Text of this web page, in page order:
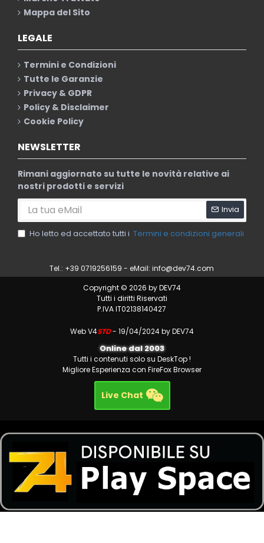
Mappa del Sito
LEGALE
Termini e Condizioni
Tutte le Garanzie
Privacy & GDPR
Policy & Disclaimer
Cookie Policy
NEWSLETTER
Rimani aggiornato su tutte le novità relative ai
nostri prodotti e servizi
Invia
Ho letto ed accettato tutti i Termini e condizioni generali
Tel.: +39 0719256159 - eMail:info@dev74.com
Copyright © 2026 by DEV74
Tutti i diritti Riservati
P.IVA IT02138140427
Web V4STD- 19/04/2024 by DEV74
Online dal 2003
Tutti i contenuti solo su DeskTop !
Migliore Esperienza con FireFox Browser
Live Chat